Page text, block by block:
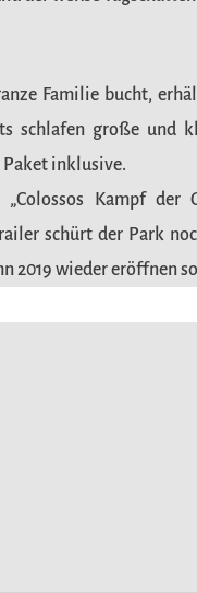
Familie bucht,
schlafen große und
inklusive.
Kampf
schürt der Park
2019 wieder eröffnen